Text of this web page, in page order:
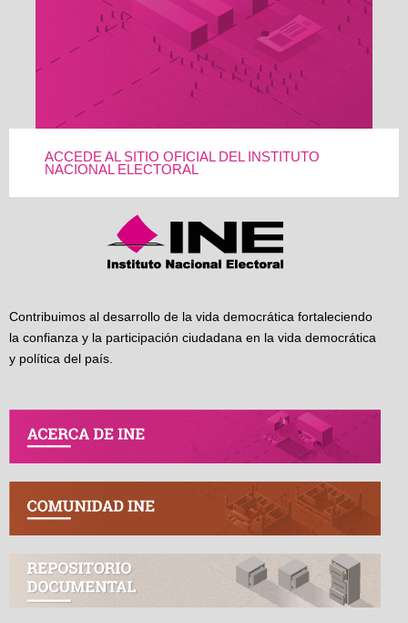
ACCEDE AL SITIO OFICIAL DEL INSTITUTO
NACIONAL ELECTORAL
Contribuimos al desarrollo de la vida democrática fortaleciendo
la confianza y la participación ciudadana en la vida democrática
y política del país.